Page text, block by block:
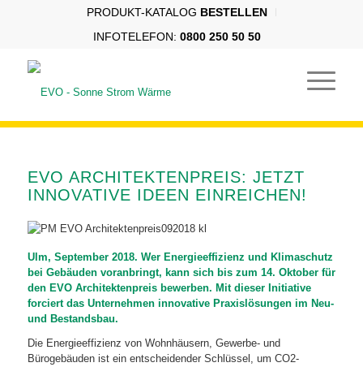
PRODUKT-KATALOG BESTELLEN
INFOTELEFON:0800 250 50 50
EVO ARCHITEKTENPREIS: JETZT
INNOVATIVE IDEEN EINREICHEN!
Ulm, September 2018. Wer Energieeffizienz und Klimaschutz
bei Gebäuden voranbringt, kann sich bis zum 14. Oktober für
den EVO Architektenpreis bewerben. Mit dieser Initiative
forciert das Unternehmen innovative Praxislösungen im Neu-
und Bestandsbau.
Die Energieeffizienz von Wohnhäusern, Gewerbe- und
Bürogebäuden ist ein entscheidender Schlüssel, um CO2-